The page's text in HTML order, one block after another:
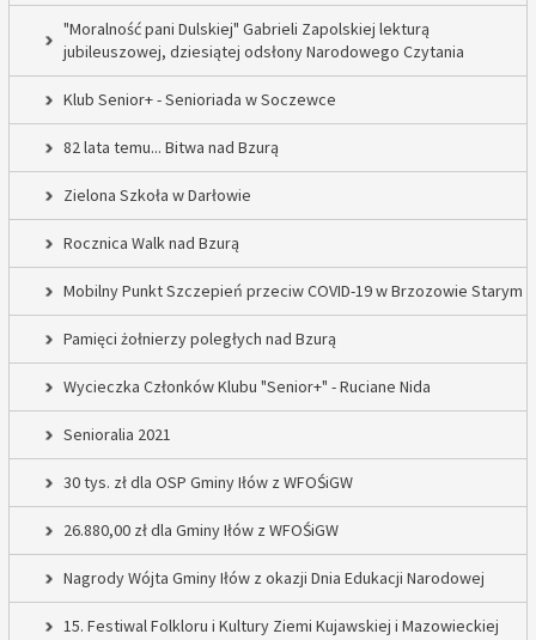
"Moralność pani Dulskiej" Gabrieli Zapolskiej lekturą
jubileuszowej, dziesiątej odsłony Narodowego Czytania
Klub Senior+ - Senioriada w Soczewce
82 lata temu... Bitwa nad Bzurą
Zielona Szkoła w Darłowie
Rocznica Walk nad Bzurą
Mobilny Punkt Szczepień przeciw COVID-19 w Brzozowie Starym
Pamięci żołnierzy poległych nad Bzurą
Wycieczka Członków Klubu "Senior+" - Ruciane Nida
Senioralia 2021
30 tys. zł dla OSP Gminy Iłów z WFOŚiGW
26.880,00 zł dla Gminy Iłów z WFOŚiGW
Nagrody Wójta Gminy Iłów z okazji Dnia Edukacji Narodowej
15. Festiwal Folkloru i Kultury Ziemi Kujawskiej i Mazowieckiej